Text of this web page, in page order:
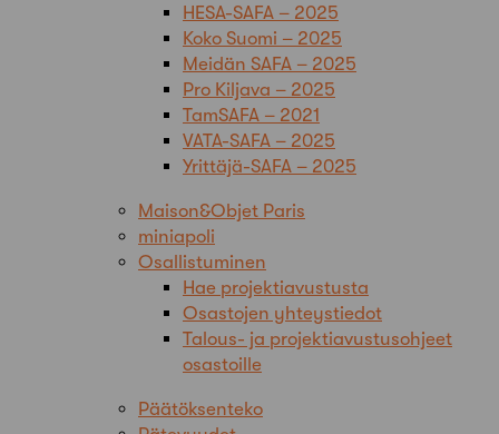
HESA-SAFA – 2025
Koko Suomi – 2025
Meidän SAFA – 2025
Pro Kiljava – 2025
TamSAFA – 2021
VATA-SAFA – 2025
Yrittäjä-SAFA – 2025
Maison&Objet Paris
miniapoli
Osallistuminen
Hae projektiavustusta
Osastojen yhteystiedot
Talous- ja projektiavustusohjeet
osastoille
Päätöksenteko